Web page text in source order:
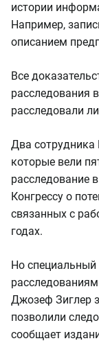
истории
Например,
описанием
Все
расследования
расследовали
Два сотрудника
которые вели
расследование
Конгрессу о
связанных с
годах.
Но специальный
Джозеф Зиглер
позволили
сообщает